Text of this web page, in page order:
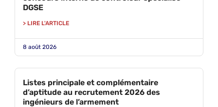
DGSE
> LIRE L'ARTICLE
8 août 2026
Listes principale et complémentaire
d’aptitude au recrutement 2026 des
ingénieurs de l’armement